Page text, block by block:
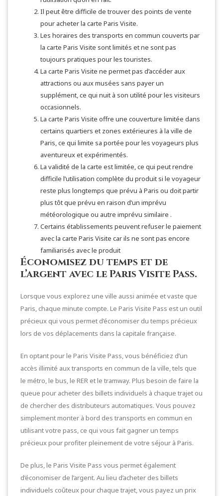
Il peut être difficile de trouver des points de vente
pour acheter la carte Paris Visite.
Les horaires des transports en commun couverts par
la carte Paris Visite sont limités et ne sont pas
toujours pratiques pour les touristes.
La carte Paris Visite ne permet pas d’accéder aux
attractions ou aux musées sans payer un
supplément, ce qui nuit à son utilité pour les visiteurs
occasionnels.
La carte Paris Visite offre une couverture limitée dans
certains quartiers et zones extérieures à la ville de
Paris, ce qui limite sa portée pour les voyageurs plus
aventureux et expérimentés.
La validité de la carte est limitée, ce qui peut rendre
difficile l’utilisation complète du produit si le voyageur
reste plus longtemps que prévu à Paris ou doit partir
plus tôt que prévu en raison d’un imprévu
météorologique ou autre imprévu similaire .
Certains établissements peuvent refuser le paiement
avec la carte Paris Visite car ils ne sont pas encore
familiarisés avec le produit
Économisez du temps et de
l’argent avec le Paris Visite Pass.
Lorsque vous explorez une ville aussi animée et vaste que
Paris, chaque minute compte. Le Paris Visite Pass est un outil
précieux qui vous permet d’économiser du temps précieux
lors de vos déplacements dans la capitale française.
En optant pour le Paris Visite Pass, vous bénéficiez d’un
accès illimité aux transports en commun de la ville, tels que
le métro, le bus, le RER et le tramway. Plus besoin de faire la
queue pour acheter des billets individuels à chaque trajet ou
de chercher des distributeurs automatiques. Vous pouvez
simplement monter à bord des transports en commun en
utilisant votre pass, ce qui vous fait gagner un temps
précieux pour profiter pleinement de votre séjour à Paris.
De plus, le Paris Visite Pass vous permet également
d’économiser de l’argent. Au lieu d’acheter des billets
individuels coûteux pour chaque trajet, vous payez un prix